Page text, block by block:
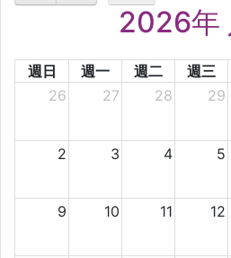
2026年
週日 週一 週二 週三
26
27 28 29
2 3 4 5
9 10 11 12